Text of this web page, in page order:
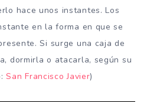
hace unos instantes. Los
en la forma en que se
Si surge una caja de
dormirla o atacarla, según su
San Francisco Javier)